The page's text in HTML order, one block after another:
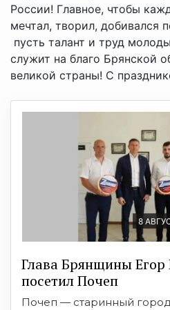
России! Главное, чтобы
мечтал, творил, добивался
пусть талант и труд
служит на благо Брянской
великой страны! С
8
Глава Брянщины Егор
посетил Почеп
Почеп — старинный